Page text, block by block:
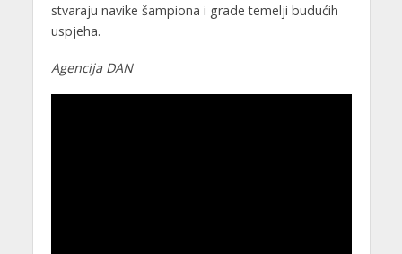
stvaraju navike šampiona i grade temelji budućih
uspjeha.
Agencija DAN